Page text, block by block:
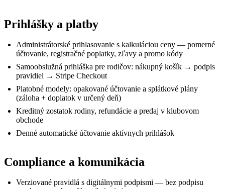
Prihlášky a platby
Administrátorské prihlasovanie s kalkuláciou ceny — pomerné
účtovanie, registračné poplatky, zľavy a promo kódy
Samoobslužná prihláška pre rodičov: nákupný košík → podpis
pravidiel → Stripe Checkout
Platobné modely: opakované účtovanie a splátkové plány
(záloha + doplatok v určený deň)
Kreditný zostatok rodiny, refundácie a predaj v klubovom
obchode
Denné automatické účtovanie aktívnych prihlášok
Compliance a komunikácia
Verziované pravidlá s digitálnymi podpismi — bez podpisu